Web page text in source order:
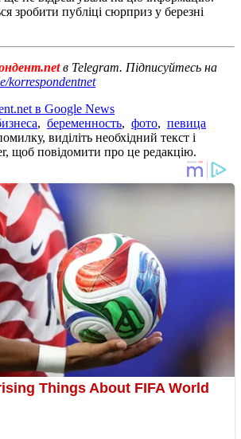
зробити публіці сюрприз у березні
в Telegram. Підписуйтесь на
korrespondentnet
в Google News
, беременность, фото, певица
виділіть необхідний текст і
щоб повідомити про це редакцію.